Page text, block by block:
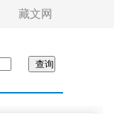
藏文网